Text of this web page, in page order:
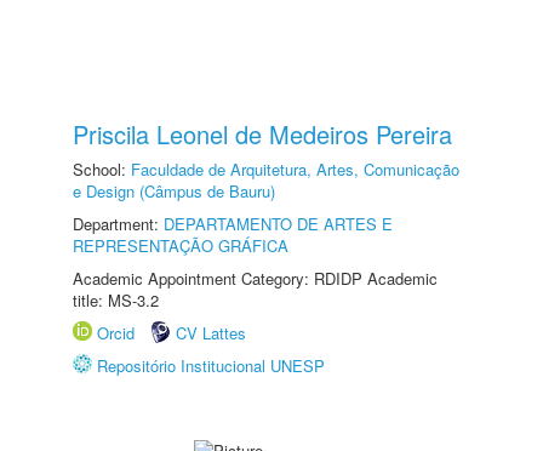
Priscila Leonel de Medeiros Pereira
School: Faculdade de Arquitetura, Artes, Comunicação
e Design (Câmpus de Bauru)
Department: DEPARTAMENTO DE ARTES E
REPRESENTAÇÃO GRÁFICA
Academic Appointment Category: RDIDP Academic
title: MS-3.2
Orcid
CV Lattes
Repositório Institucional UNESP